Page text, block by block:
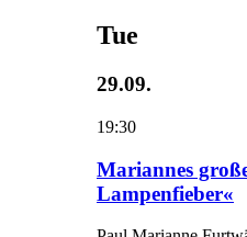
Tue
29.09.
19:30
Mariannes
Lampenfieber«